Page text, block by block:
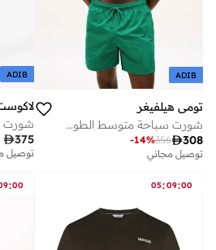
ADIB
تومي هيلفيغر
شورت سباحة متوسط الطول بتطريز علم
308
356
-14%
توصيل مجاني
ADIB
شورت
375
توصيل
05:09:00
:00